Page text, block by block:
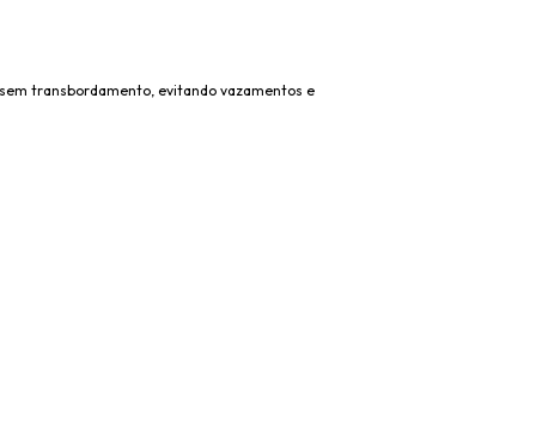
transbordamento, evitando vazamentos e